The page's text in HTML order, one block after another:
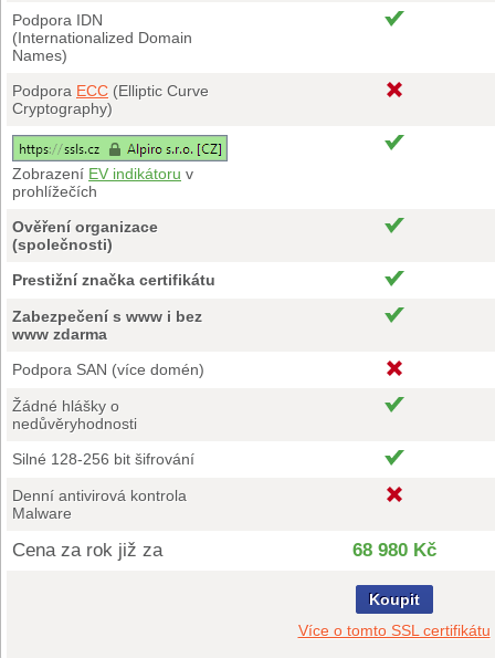
Podpora IDN
(Internationalized Domain
Names)
Podpora ECC (Elliptic Curve
Cryptography)
Zobrazení EV indikátoru v
prohlížečích
Ověření organizace
(společnosti)
Prestižní značka certifikátu
Zabezpečení s www i bez
www zdarma
Podpora SAN (více domén)
Žádné hlášky o
nedůvěryhodnosti
Silné 128-256 bit šifrování
Denní antivirová kontrola
Malware
Cena za rok již za 68 980 Kč
Koupit
Více o tomto SSL certifikátu